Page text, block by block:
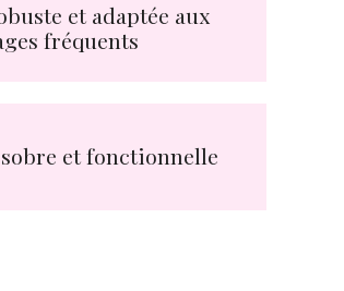
et adaptée aux
fréquents
et fonctionnelle